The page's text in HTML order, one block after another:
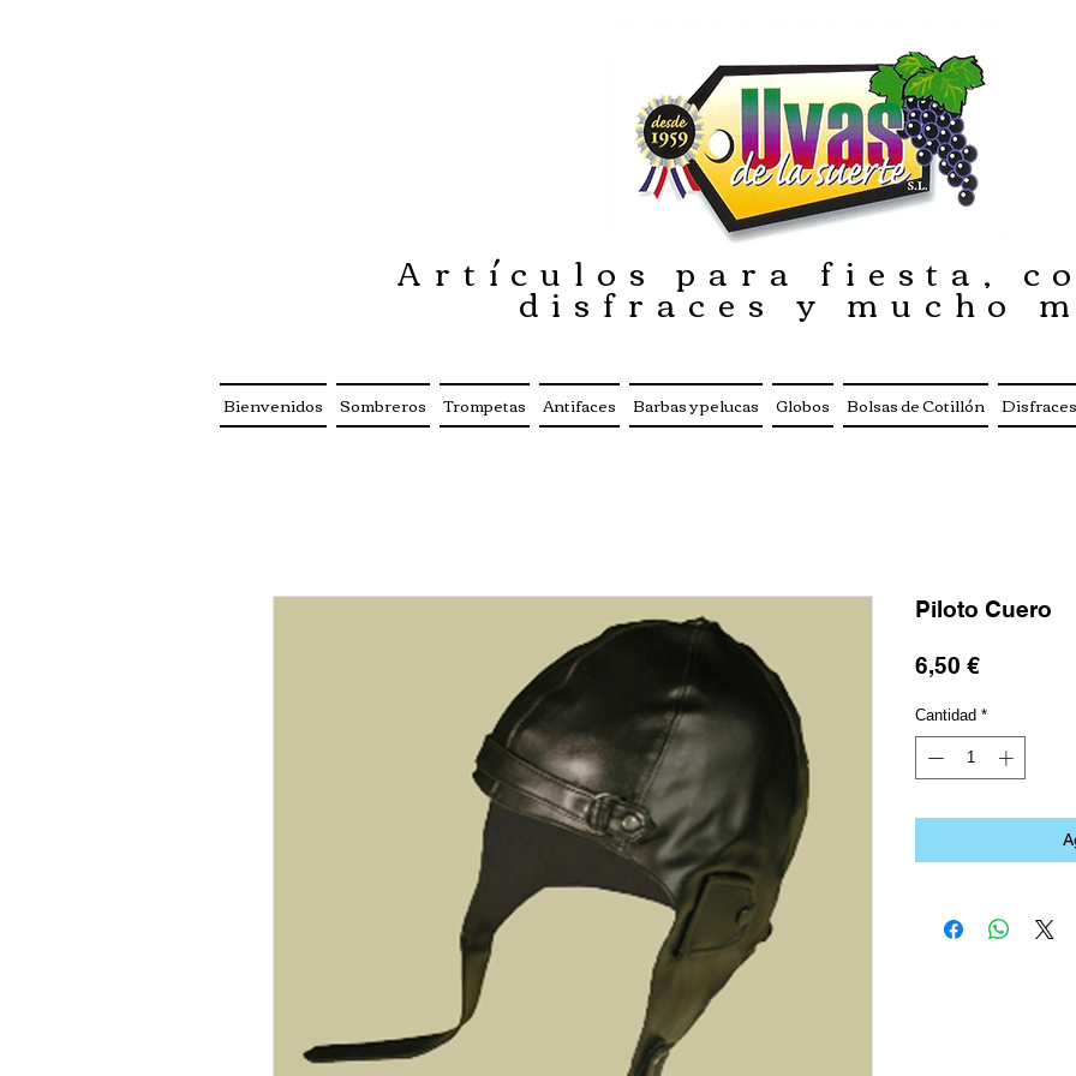
Piloto Cuero
6,50 €Precio
Cantidad *
Artículos para fiesta,
disfraces y mucho
Bienvenidos Sombreros Trompetas Antifaces Barbas y pelucas Globos Bolsas de Cotillón Disfraces